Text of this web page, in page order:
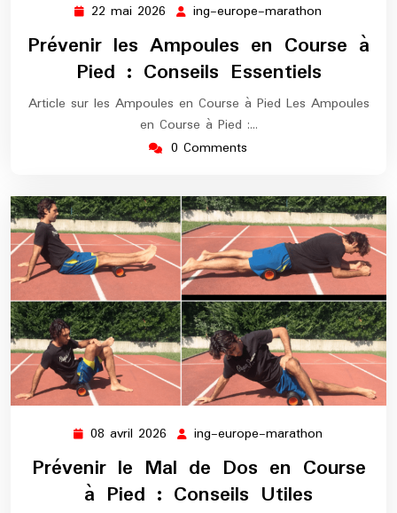
22 mai 2026 22
2026
ing-europe-marathon
europe-
marathon
Prévenir les Ampoules en Course à
Pied : Conseils Essentiels
Article sur les Ampoules en Course à Pied Les Ampoules
en Course à Pied :…
0 Comments
08 avril 2026 08
avril
2026
ing-europe-marathon
marathon
Prévenir le Mal de Dos en Course
à Pied : Conseils Utiles